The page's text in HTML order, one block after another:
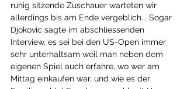
ruhig sitzende Zuschauer warteten wir
allerdings bis am Ende vergeblich... Sogar
Djokovic sagte im abschliessenden
Interview, es sei bei den US-Open immer
sehr unterhaltsam weil man neben dem
eigenen Spiel auch erfahre, wo wer am
Mittag einkaufen war, und wie es der